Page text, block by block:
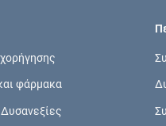
φάρμακα